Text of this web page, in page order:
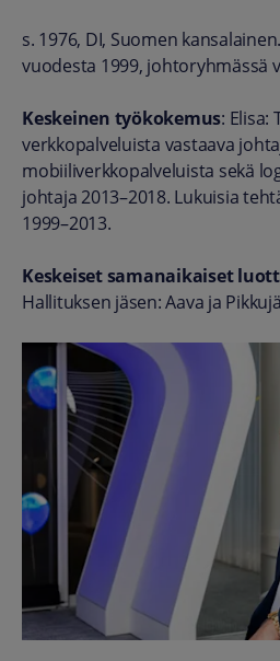
s. 1976, DI, Suomen kansalainen.
vuodesta 1999, johtoryhmässä
Keskeinen työkokemus: Elisa:
verkkopalveluista vastaava
mobiiliverkkopalveluista sekä
johtaja 2013–2018. Lukuisia
1999–2013.
Keskeiset samanaikaiset
Hallituksen jäsen: Aava ja